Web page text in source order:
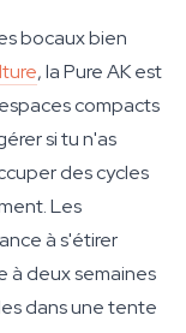
bocaux bien
, la Pure AK est
compacts
si tu n'as
des cycles
Les
à s'étirer
à deux semaines
dans une tente